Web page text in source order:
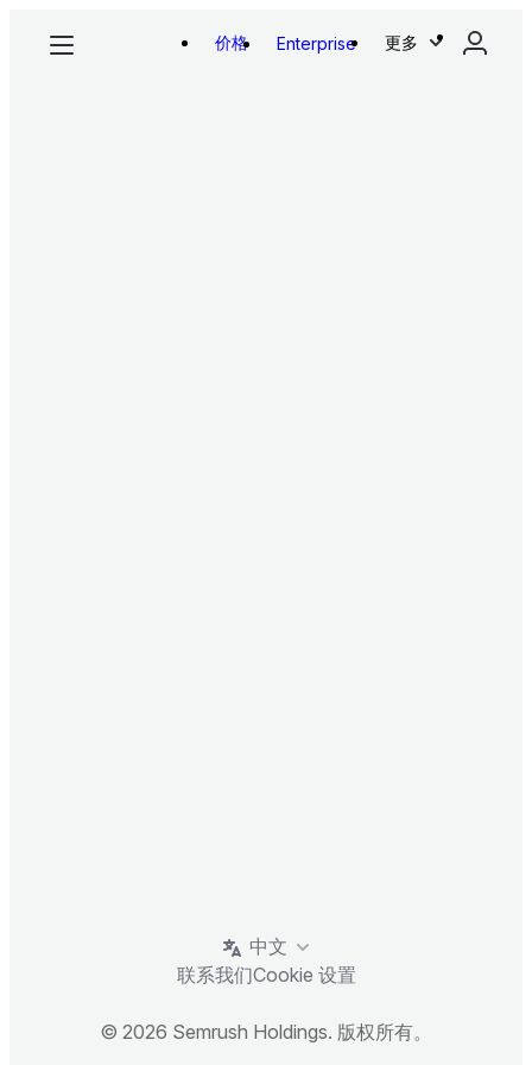
价格 Enterprise 更多
中文
联系我们Cookie 设置
© 2026 Semrush Holdings. 版权所有。